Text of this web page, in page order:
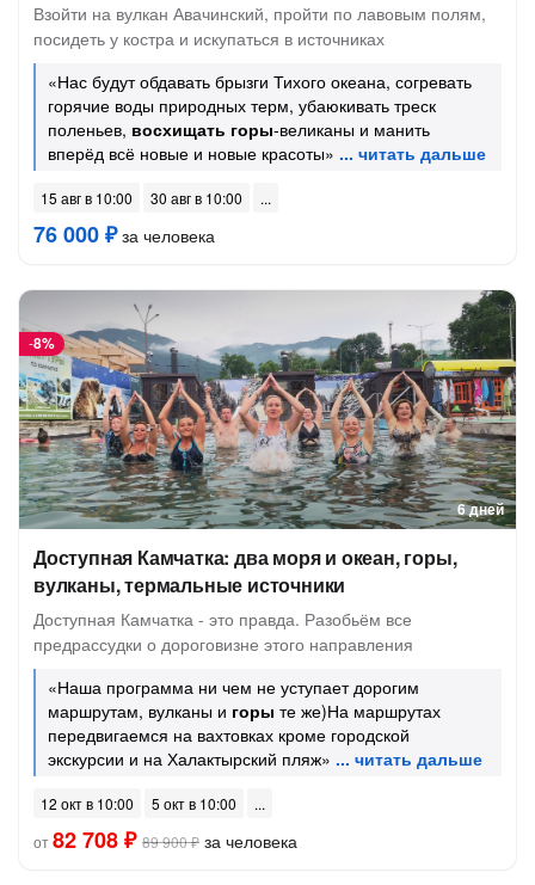
Взойти на вулкан Авачинский, пройти по лавовым полям,
посидеть у костра и искупаться в источниках
«Нас будут обдавать брызги Тихого океана, согревать
горячие воды природных терм, убаюкивать треск
поленьев, восхищать горы-великаны и манить
вперёд всё новые и новые красоты»
15 авг в 10:00 30 авг в 10:00
76 000 ₽за человека
6 дней
-8%
Доступная Камчатка: два моря и океан, горы,
вулканы, термальные источники
Доступная Камчатка - это правда. Разобьём все
предрассудки о дороговизне этого направления
«Наша программа ни чем не уступает дорогим
маршрутам, вулканы и горы те же)На маршрутах
передвигаемся на вахтовках кроме городской
экскурсии и на Халактырский пляж»
12 окт в 10:00
5 окт в 10:00
от82 708 ₽ 89 900 ₽ за человека